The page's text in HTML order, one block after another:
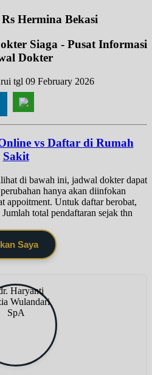
Hermina Bekasi
Siaga - Pusat Informasi
Dokter
tgl 09 February 2026
vs Daftar di Rumah
Sakit
di bawah ini, jadwal dokter dapat
hanya akan diinfokan
appoitment. Untuk daftar berobat,
total pendaftaran sejak thn
Saya